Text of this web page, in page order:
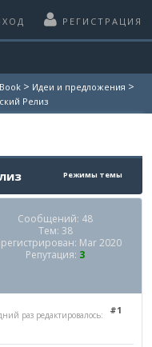
РЕГИСТРАЦИЯ
> Идеи и предложения >
Релиз
Режимы темы
Сообщений: 48
Тем: 38
Mar 2020
Репутация: 3
#1
раз редактировалось: